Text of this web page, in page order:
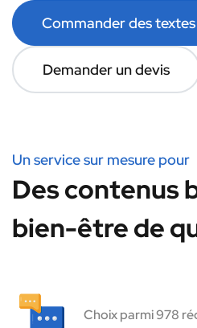
Commander des textes
Demander un devis
Un service sur mesure pour
Des contenus
bien-être de
Choix parmi 978